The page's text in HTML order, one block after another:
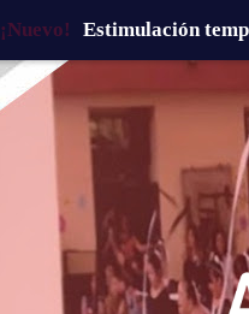
¡Nuevo! Estimulación
¿QUÉ HACEMOS?